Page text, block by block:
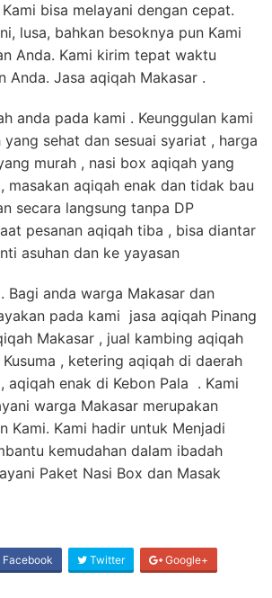
bisa melayani dengan cepat.
lusa, bahkan besoknya pun Kami
Anda. Kami kirim tepat waktu
Anda. Jasa aqiqah Makasar .
anda pada kami . Keunggulan kami
yang sehat dan sesuai syariat , harga
murah , nasi box aqiqah yang
masakan aqiqah enak dan tidak bau
secara langsung tanpa DP
pesanan aqiqah tiba , bisa diantar
asuhan dan ke yayasan
Bagi anda warga Makasar dan
pada kami jasa aqiqah Pinang
Makasar , jual kambing aqiqah
, ketering aqiqah di daerah
aqiqah enak di Kebon Pala . Kami
warga Makasar merupakan
Kami. Kami hadir untuk Menjadi
kemudahan dalam ibadah
Paket Nasi Box dan Masak
Facebook Twitter Google+